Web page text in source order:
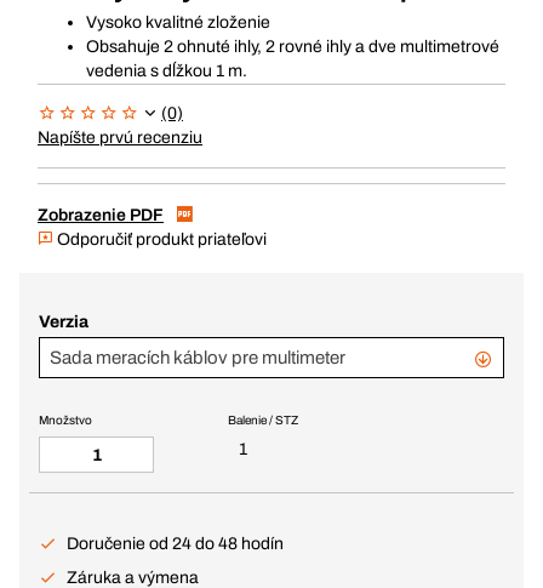
Vysoko kvalitné zloženie
Obsahuje 2 ohnuté ihly, 2 rovné ihly a dve multimetrové
vedenia s dĺžkou 1 m.
(0)
Napíšte prvú recenziu
Zobrazenie PDF
Odporučiť produkt priateľovi
Verzia
Sada meracích káblov pre multimeter
Balenie / STZ
1
Množstvo
Doručenie od 24 do 48 hodín
Záruka a výmena